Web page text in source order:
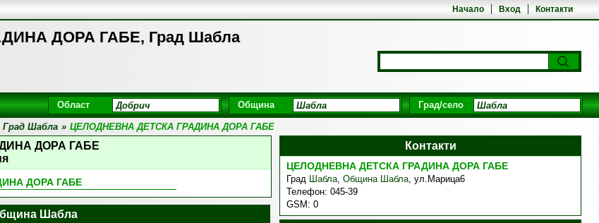
ДОРА ГАБЕ, Град Шабла
Начало Вход Контакти
Област Община Град/село
Град Шабла » ЦЕЛОДНЕВНА ДЕТСКА ГРАДИНА ДОРА ГАБЕ
ДОРА ГАБЕ
ДОРА ГАБЕ
Контакти
ЦЕЛОДНЕВНА ДЕТСКА ГРАДИНА ДОРА ГАБЕ
Град Шабла, Община Шабла, ул.Марица6
Телефон: 045-39
GSM: 0
Шабла